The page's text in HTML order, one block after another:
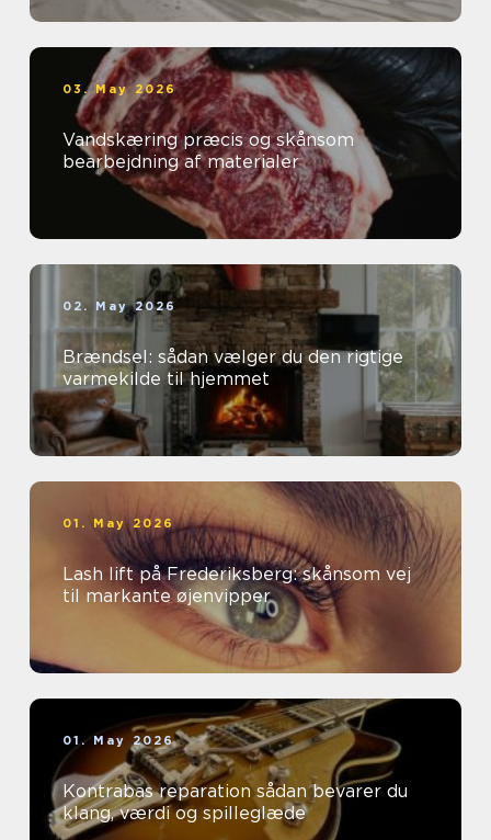
03. May 2026
Vandskæring præcis og skånsom
bearbejdning af materialer
02. May 2026
Brændsel: sådan vælger du den rigtige
varmekilde til hjemmet
01. May 2026
Lash lift på Frederiksberg: skånsom vej
til markante øjenvipper
01. May 2026
Kontrabas reparation sådan bevarer du
klang, værdi og spilleglæde